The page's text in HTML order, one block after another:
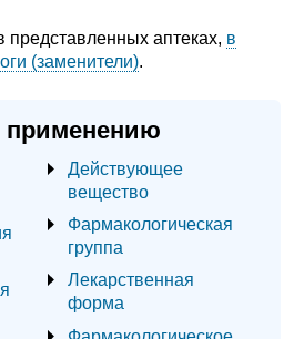
представленных аптеках, в
(заменители).
применению
Действующее
вещество
Фармакологическая
группа
Лекарственная
форма